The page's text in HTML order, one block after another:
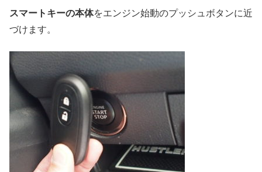
スマートキーの本体をエンジン始動のプッシュボタンに近
づけます。